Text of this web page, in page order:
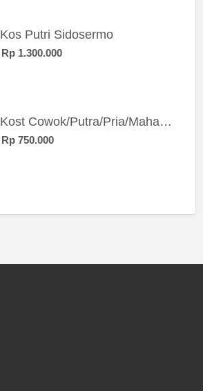
Kos Putri Sidosermo
Rp 1.300.000
Kost Cowok/Putra/Pria/Mahasiswa/Karyawan SIngle eksklusif bangunan baru
Rp 750.000